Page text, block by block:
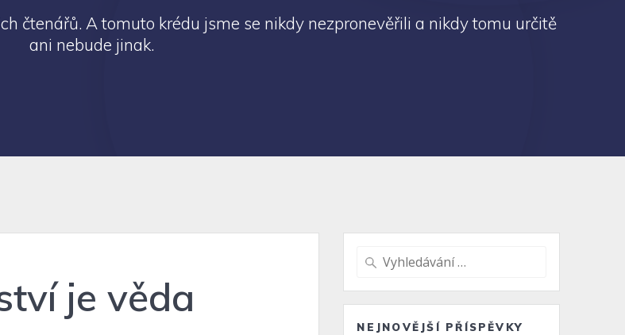
čtenářů. A tomuto krédu jsme se nikdy nezpronevěřili a nikdy tomu určitě
ani nebude jinak.
je věda
Vyhledat:
NEJNOVĚJŠÍ PŘÍSPĚVKY